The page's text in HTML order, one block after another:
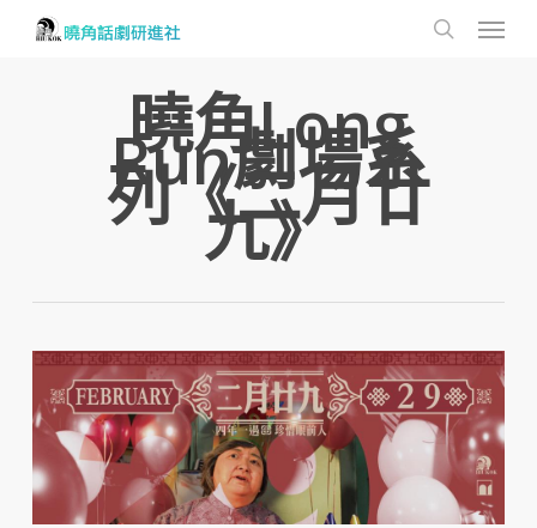
Menu
曉角Long
Run劇場系
列《二月廿
九》